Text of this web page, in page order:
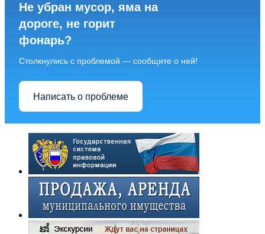
Не убран мусор, яма на
дороге, не горит
фонарь?
Столкнулись с проблемой — сообщите о ней!
Написать о проблеме